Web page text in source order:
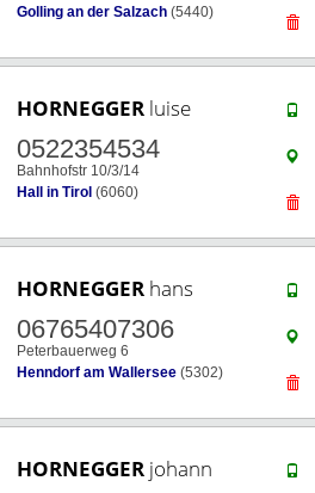
Golling an der Salzach (5440)
HORNEGGER luise
0522354534
Bahnhofstr 10/3/14
Hall in Tirol (6060)
HORNEGGER hans
06765407306
Peterbauerweg 6
Henndorf am Wallersee (5302)
HORNEGGER johann